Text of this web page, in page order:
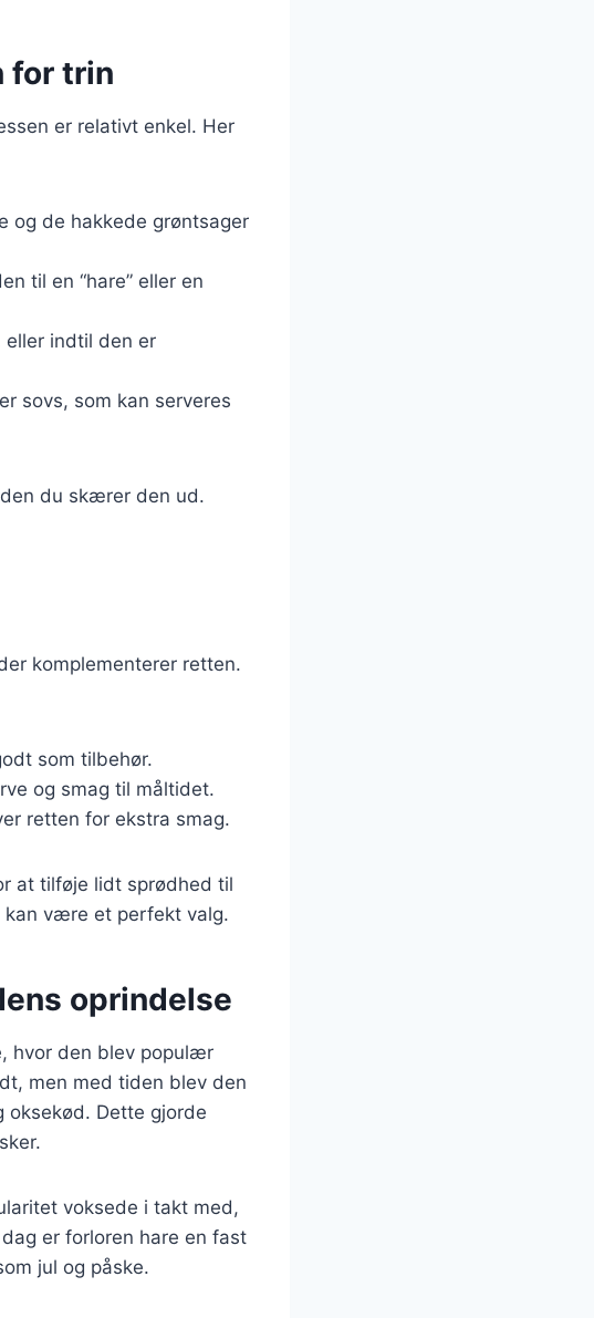
for trin
er relativt enkel. Her
og de hakkede grøntsager
til en “hare” eller en
eller indtil den er
sovs, som kan serveres
du skærer den ud.
komplementerer retten.
som tilbehør.
og smag til måltidet.
retten for ekstra smag.
at tilføje lidt sprødhed til
kan være et perfekt valg.
oprindelse
hvor den blev populær
men med tiden blev den
Dette gjorde
voksede i takt med,
er forloren hare en fast
jul og påske.